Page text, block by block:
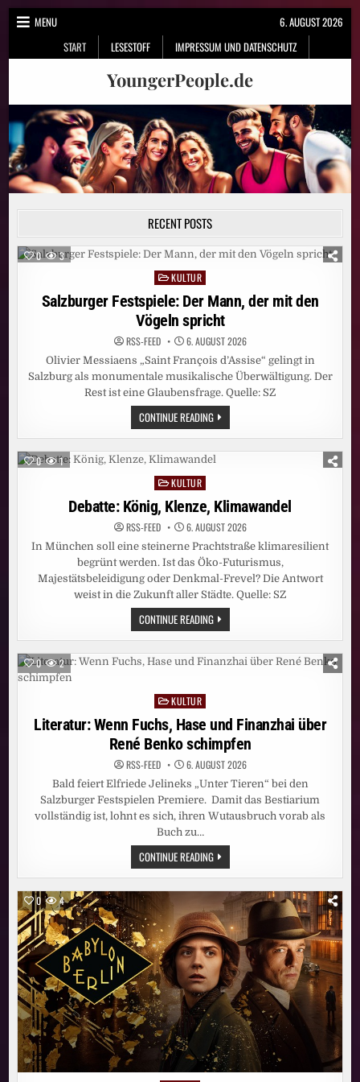
Skip
MENU
START
LESESTOFF IMPRESSUM UND DATENSCHUTZ
6. AUGUST 2026
YoungerPeople.de
RECENT POSTS
0 3
Posted
in
KULTUR
Salzburger Festspiele: Der Mann, der mit den
Vögeln spricht
RSS-FEED 6. AUGUST 2026
Olivier Messiaens „Saint François d’Assise“ gelingt in
Salzburg als monumentale musikalische Überwältigung. Der
Rest ist eine Glaubensfrage. Quelle: SZ
CONTINUE READINGSALZBURGER
FESTSPIELE:
DER
MANN,
DER
SPRICHT
0 1
PostedKULTUR
Debatte: König, Klenze, Klimawandel
RSS-FEED 6. AUGUST 2026
In München soll eine steinerne Prachtstraße klimaresilient
begrünt werden. Ist das Öko-Futurismus,
Majestätsbeleidigung oder Denkmal-Frevel? Die Antwort
weist in die Zukunft aller Städte. Quelle: SZ
CONTINUE READINGDEBATTE:
KÖNIG,
KLENZE,
KLIMAWANDEL
0 2
Posted
in
KULTUR
Literatur: Wenn Fuchs, Hase und Finanzhai über
René Benko schimpfen
RSS-FEED 6. AUGUST 2026
Bald feiert Elfriede Jelineks „Unter Tieren“ bei den
Salzburger Festspielen Premiere. Damit das Bestiarium
vollständig ist, lohnt es sich, ihren Wutausbruch vorab als
Buch zu…
CONTINUE READINGLITERATUR:
WENN
FUCHS,
HASE
UND
FINANZHAI
ÜBER
RENÉ
BENKO
SCHIMPFEN
0 4